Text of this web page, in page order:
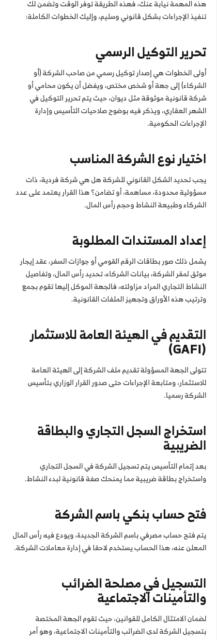
هذه المهمة نيابة عنك، فهذه الطريقة توفر الوقت وتضمن لك
تنفيذ الإجراءات بشكل قانوني وسليم، وإليك الخطوات الكاملة:
تحرير التوكيل الرسمي
أولى الخطوات هي إصدار توكيل رسمي من صاحب الشركة (أو
الشركاء) إلى جهة أو شخص مختص، ويفضل أن يكون محامي أو
شركة قانونية موثوقة مثل ديوان، حيث يتم تحرير التوكيل في
الشهر العقاري، ويذكر فيه بوضوح صلاحيات التأسيس وإدارة
الإجراءات الحكومية.
اختيار نوع الشركة المناسب
يجب تحديد الشكل القانوني للشركة هل هي شركة فردية، ذات
مسؤولية محدودة، مساهمة، أو تضامن؟ هذا القرار يعتمد على عدد
الشركاء وطبيعة النشاط وحجم رأس المال.
إعداد المستندات المطلوبة
يشمل ذلك صور بطاقات الرقم القومي أو جوازات السفر، عقد إيجار
موثق لمقر الشركة، بيانات الشركاء، تحديد رأس المال، وتفاصيل
النشاط التجاري المراد مزاولته، فالجهة الموكل إليها تقوم بجمع
وترتيب هذه الأوراق وتجهيز الملفات القانونية.
التقديم في الهيئة العامة للاستثمار
(GAFI)
تتولى الجهة المسؤولة تقديم ملف الشركة إلى الهيئة العامة
للاستثمار، ومتابعة الإجراءات حتى صدور القرار الوزاري بتأسيس
الشركة رسميا.
استخراج السجل التجاري والبطاقة
الضريبية
بعد إتمام التأسيس يتم تسجيل الشركة في السجل التجاري
واستخراج بطاقة ضريبية مما يمنحك صفة قانونية لبدء النشاط.
فتح حساب بنكي باسم الشركة
يتم فتح حساب مصرفي باسم الشركة الجديدة، ويودع فيه رأس المال
المعلن عنه، هذا الحساب يستخدم لاحقا في إدارة معاملات الشركة.
التسجيل في مصلحة الضرائب
والتأمينات الاجتماعية
لضمان الامتثال الكامل للقوانين، حيث تقوم الجهة المختصة
بتسجيل الشركة لدى الضرائب والتأمينات الاجتماعية، وهو أمر